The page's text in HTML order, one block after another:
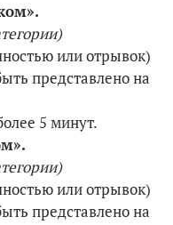
или отрывок)
представлено на
5 минут.
или отрывок)
представлено на